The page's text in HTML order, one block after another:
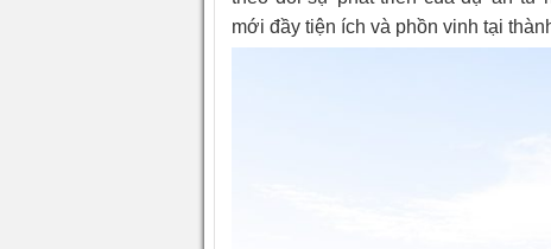
mới đầy tiện ích và phồn vinh tại